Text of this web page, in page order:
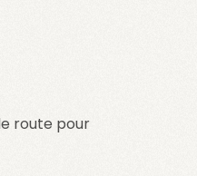
route pour